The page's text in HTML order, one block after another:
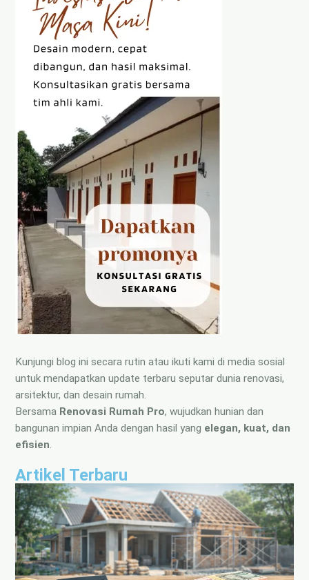
Kunjungi blog ini secara rutin atau ikuti kami di media sosial
untuk mendapatkan update terbaru seputar dunia renovasi,
arsitektur, dan desain rumah.
Bersama Renovasi Rumah Pro, wujudkan hunian dan
bangunan impian Anda dengan hasil yang elegan, kuat, dan
efisien.
Artikel Terbaru